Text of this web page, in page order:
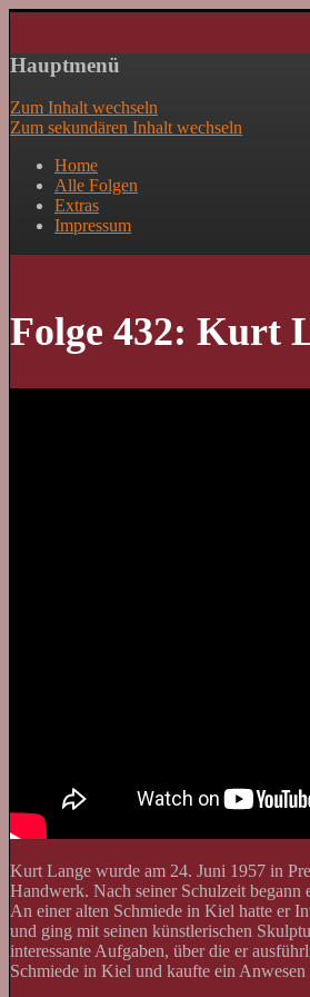
Lass mal
Hauptmenü
Zum Inhalt wechseln
Zum sekundären Inhalt wechseln
Home
Alle Folgen
Extras
Impressum
Folge 432: Kurt
Kurt Lange wurde am 24. Juni 1957 in
Handwerk. Nach seiner Schulzeit begann
An einer alten Schmiede in Kiel hatte er
und ging mit seinen künstlerischen
interessante Aufgaben, über die er
Schmiede in Kiel und kaufte ein